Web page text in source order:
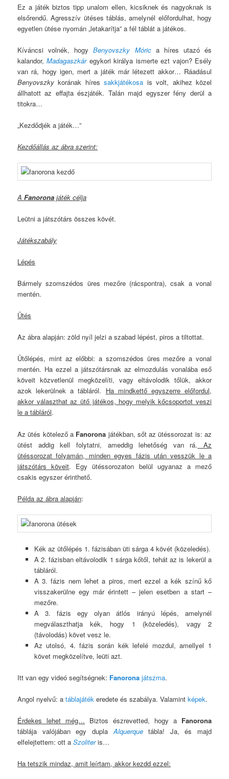
Ez a játék biztos tipp unalom ellen, kicsiknek és nagyoknak is
elsőrendű. Agresszív ütéses táblás, amelynél előfordulhat, hogy
egyetlen ütése nyomán „letakarítja” a fél táblát a játékos.
Kíváncsi volnék, hogyBenyovszky Mórica híres utazó és
kalandor,Madagaszkáregykori királya ismerte ezt vajon? Esély
van rá, hogy igen, mert a játék már létezett akkor… Ráadásul
Benyovszky korának híressakkjátékosa is volt, akihez közel
állhatott az effajta észjáték. Talán majd egyszer fény derül a
titokra…
„Kezdődjék a játék…”
Kezdőállás az ábra szerint:
AFanorona játék célja
Leütni a játszótárs összes kövét.
Játékszabály
Lépés
Bármely szomszédos üres mezőre (rácspontra), csak a vonal
mentén.
Ütés
Az ábra alapján: zöld nyíl jelzi a szabad lépést, piros a tiltottat.
Ütőlépés, mint az előbbi: a szomszédos üres mezőre a vonal
mentén. Ha ezzel a játszótársnak az elmozdulás vonalába eső
köveit közvetlenül megközelíti, vagy eltávolodik tőlük, akkor
azok lekerülnek a tábláról. Ha mindkettő egyszerre előfordul,
akkor választhat az ütő játékos, hogy melyik kőcsoportot veszi
le a tábláról.
Az ütés kötelező a Fanorona játékban, sőt az ütéssorozat is: az
ütést addig kell folytatni, ameddig lehetőség van rá. Az
ütéssorozat folyamán, minden egyes fázis után vesszük le a
játszótárs köveit. Egy ütéssorozaton belül ugyanaz a mező
csakis egyszer érinthető.
Példa az ábra alapján:
Kék az ütőlépés 1. fázisában üti sárga 4 kövét (közeledés).
A 2. fázisban eltávolodik 1 sárga kőtől, tehát az is lekerül a
tábláról.
A 3. fázis nem lehet a piros, mert ezzel a kék színű kő
visszakerülne egy már érintett – jelen esetben a start –
mezőre.
A 3. fázis egy olyan átlós irányú lépés, amelynél
megválaszthatja kék, hogy 1 (közeledés), vagy 2
(távolodás) követ vesz le.
Az utolsó, 4. fázis során kék lefelé mozdul, amellyel 1
követ megközelítve, leüti azt.
Itt van egy videó segítségnek: Fanorona játszma.
Angol nyelvű: atáblajáték eredete és szabálya. Valamintképek.
Érdekes lehet még… Biztos észrevetted, hogy a Fanorona
táblája valójában egy duplaAlquerquetábla! Ja, és majd
elfelejtettem: ott aSzoliteris…
Ha tetszik mindaz, amit leírtam, akkor kezdd ezzel: